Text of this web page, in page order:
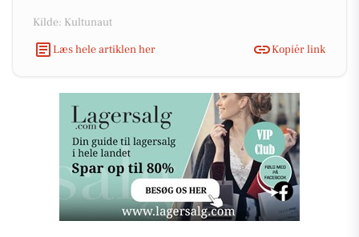
Kilde: Kultunaut
Læs hele artiklen her
Kopiér link